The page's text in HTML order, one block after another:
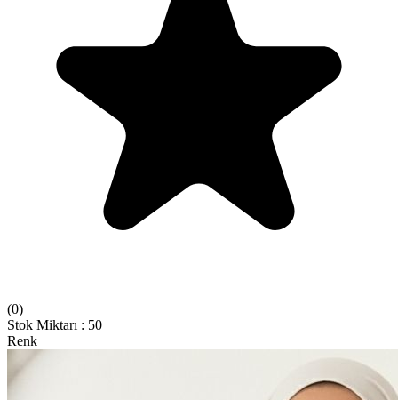
(0)
Stok Miktarı : 50
Renk